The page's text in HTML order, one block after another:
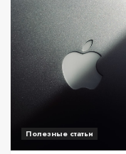
Полезные статьи